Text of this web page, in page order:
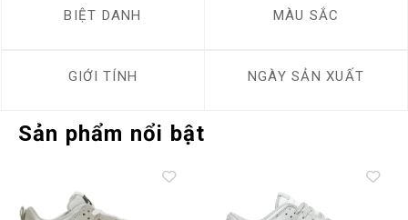
BIỆT DANH MÀU SẮC
GIỚI TÍNH NGÀY SẢN XUẤT
Sản phẩm nổi bật